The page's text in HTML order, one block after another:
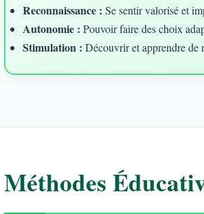
Reconnaissance : Se sentir valorisé et
Autonomie : Pouvoir faire des choix
Stimulation : Découvrir et apprendre de
Méthodes